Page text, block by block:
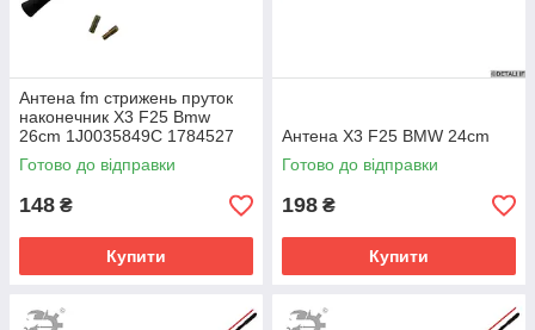
Антена fm стрижень пруток
наконечник X3 F25 Bmw
26cm 1J0035849C 1784527
100093610 90566812
1784011
Готово до відправки
148 ₴
Купити
Антена X3 F25 BMW 24cm
Готово до відправки
198 ₴
Купити